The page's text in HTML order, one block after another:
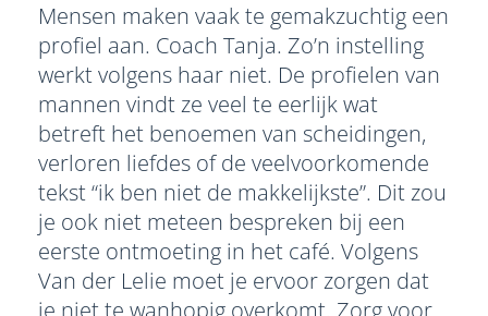
Mensen maken vaak te gemakzuchtig een
profiel aan. Coach Tanja. Zo’n instelling
werkt volgens haar niet. De profielen van
mannen vindt ze veel te eerlijk wat
betreft het benoemen van scheidingen,
verloren liefdes of de veelvoorkomende
tekst “ik ben niet de makkelijkste”. Dit zou
je ook niet meteen bespreken bij een
eerste ontmoeting in het café. Volgens
Van der Lelie moet je ervoor zorgen dat